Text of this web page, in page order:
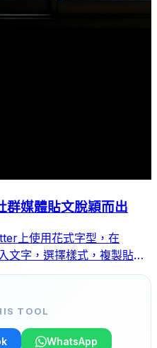
群媒體貼文脫穎而出
上使用花式字型，在
文字，選擇樣式，複製貼上
TOOL
WhatsApp